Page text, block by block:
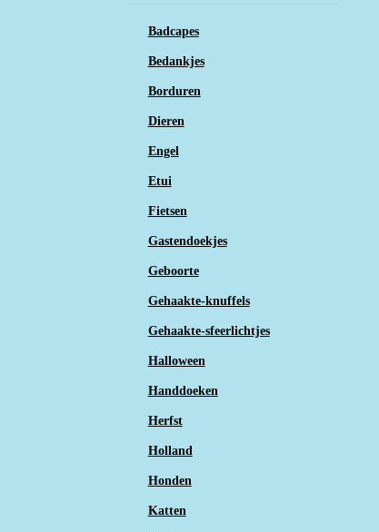
Badcapes
Bedankjes
Borduren
Dieren
Engel
Etui
Fietsen
Gastendoekjes
Geboorte
Gehaakte-knuffels
Gehaakte-sfeerlichtjes
Halloween
Handdoeken
Herfst
Holland
Honden
Katten